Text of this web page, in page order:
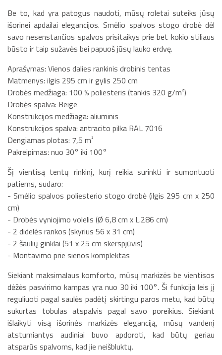
Be to, kad yra patogus naudoti, mūsų roletai suteiks jūsų
išorinei apdailai elegancijos. Smėlio spalvos stogo drobė dėl
savo nesenstančios spalvos prisitaikys prie bet kokio stiliaus
būsto ir taip sužavės bei papuoš jūsų lauko erdvę.
Aprašymas: Vienos dalies rankinis drobinis tentas
Matmenys: ilgis 295 cm ir gylis 250 cm
Drobės medžiaga: 100 % poliesteris (tankis 320 g/m²)
Drobės spalva: Beige
Konstrukcijos medžiaga: aliuminis
Konstrukcijos spalva: antracito pilka RAL 7016
Dengiamas plotas: 7,5 m²
Pakreipimas: nuo 30° iki 100°
Šį vientisą tentų rinkinį, kurį reikia surinkti ir sumontuoti
patiems, sudaro:
- Smėlio spalvos poliesterio stogo drobė (ilgis 295 cm x 250
cm)
- Drobės vyniojimo volelis (Ø 6,8 cm x L.286 cm)
- 2 didelės rankos (skyrius 56 x 31 cm)
- 2 šaulių ginklai (51 x 25 cm skerspjūvis)
- Montavimo prie sienos komplektas
Siekiant maksimalaus komforto, mūsų markizės be vientisos
dėžės pasvirimo kampas yra nuo 30 iki 100°. Ši funkcija leis jį
reguliuoti pagal saulės padėtį skirtingu paros metu, kad būtų
sukurtas tobulas atspalvis pagal savo poreikius. Siekiant
išlaikyti visą išorinės markizės eleganciją, mūsų vandenį
atstumiantys audiniai buvo apdoroti, kad būtų geriau
atsparūs spalvoms, kad jie neišbluktų.